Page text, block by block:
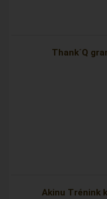
Thank´Q
Akinu Trénink